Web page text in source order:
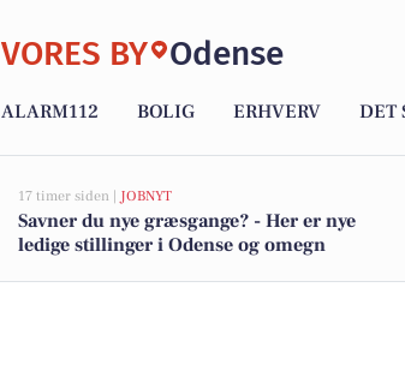
VORES BY Odense
ALARM112 BOLIG ERHVERV DET
17 timer siden | JOBNYT
Savner du nye græsgange? - Her er nye
ledige stillinger i Odense og omegn